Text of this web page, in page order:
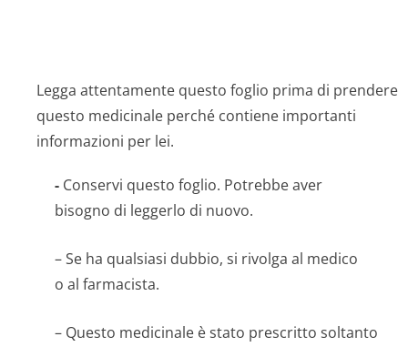
Legga attentamente questo foglio prima di prendere
questo medicinale perché contiene importanti
informazioni per lei.
- Conservi questo foglio. Potrebbe aver
bisogno di leggerlo di nuovo.
– Se ha qualsiasi dubbio, si rivolga al medico
o al farmacista.
– Questo medicinale è stato prescritto soltanto